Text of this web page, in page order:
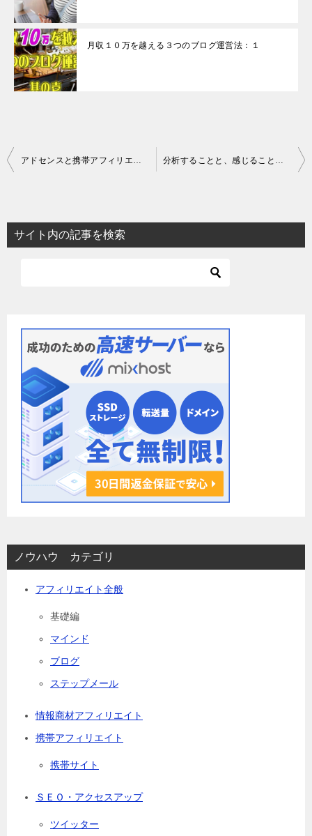
月収１０万を越える３つのブログ運営法：１
投
ビ
ゲ
アドセンスと携帯アフィリエイト 分析することと、感じること＝成約率の高い記事の書き方
サイト内の記事を検索
ノウハウ カテゴリ
アフィリエイト全般
基礎編
マインド
ブログ
ステップメール
情報商材アフィリエイト
携帯アフィリエイト
携帯サイト
ＳＥＯ・アクセスアップ
ツイッター